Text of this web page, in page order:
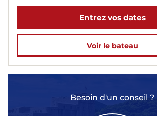
Entrez vos dates
Voir le bateau
Besoin d'un conseil ?